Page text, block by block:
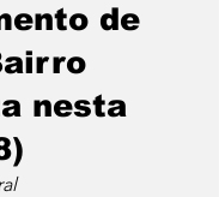
de
nesta